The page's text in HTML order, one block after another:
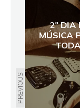
PREVIOUS
2º DIA
MÚSICA